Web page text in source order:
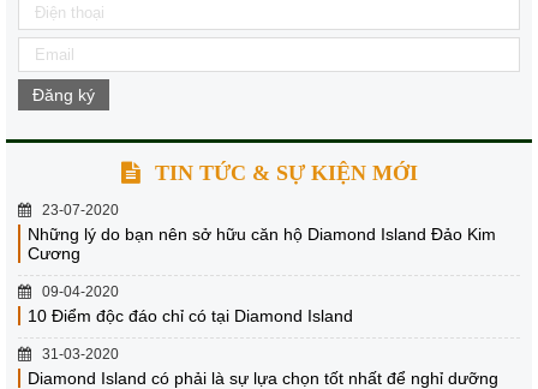
Đăng ký
TIN TỨC & SỰ KIỆN MỚI
23-07-2020
Những lý do bạn nên sở hữu căn hộ Diamond Island Đảo Kim
Cương
09-04-2020
10 Điểm độc đáo chỉ có tại Diamond Island
31-03-2020
Diamond Island có phải là sự lựa chọn tốt nhất để nghỉ dưỡng